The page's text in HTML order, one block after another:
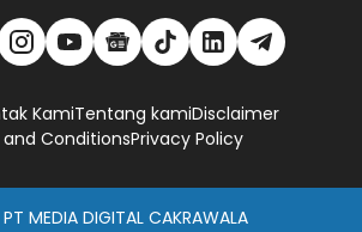
KamiTentang kamiDisclaimer
ConditionsPrivacy Policy
PT MEDIA DIGITAL CAKRAWALA